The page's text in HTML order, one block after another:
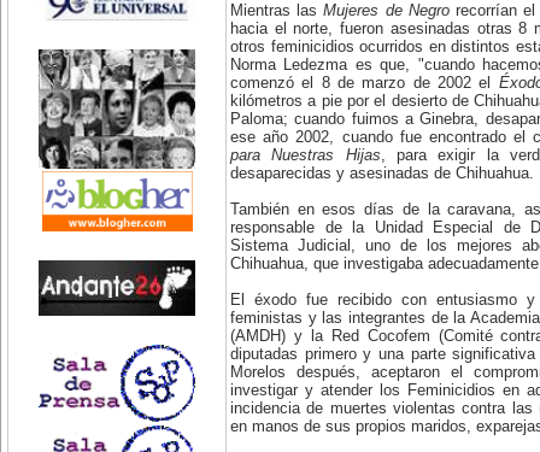
Mientras lasMujeres de Negrorecorrían el
hacia el norte, fueron asesinadas otras 8
otros feminicidios ocurridos en distintos
Norma Ledezma es que, "cuando
comenzó el 8 de marzo de 2002 el
kilómetros a pie por el desierto de
Paloma; cuando fuimos a Ginebra,
ese año 2002, cuando fue encontrado el
para Nuestras Hijas , para exigir la
desaparecidas y asesinadas de Chihuahua.
También en esos días de la caravana,
responsable de la Unidad Especial de
Sistema Judicial, uno de los mejores
Chihuahua, que investigaba
El éxodo fue recibido con entusiasmo
feministas y las integrantes de la
(AMDH) y la Red Cocofem (Comité
diputadas primero y una parte
Morelos después, aceptaron el
investigar y atender los Feminicidios en
incidencia de muertes violentas contra
en manos de sus propios maridos,